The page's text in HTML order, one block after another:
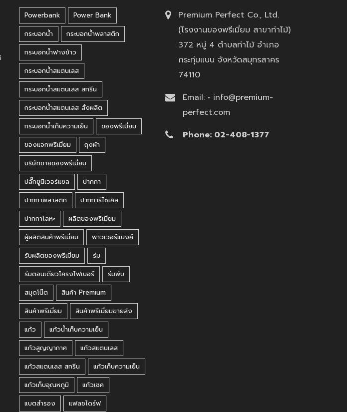
Powerbank
Power Bank
กระบอกน้ำ
กระบอกน้ำพลาสติก
กระบอกน้ำฟางข้าว
กระบอกน้ำสแตนเลส
กระบอกน้ำสแตนเลส สกรีน
กระบอกน้ำสแตนเลส สั่งผลิต
กระบอกน้ำเก็บความเย็น
ของพรีเมี่ยม
ของแจกพรีเมี่ยม
ถุงผ้า
บริษัทขายของพรีเมี่ยม
ปลั๊กยูนิเวอร์แซล
ปากกา
ปากกาพลาสติก
ปากการีไซเคิล
ปากกาโลหะ
ผลิตของพรีเมี่ยม
ผู้ผลิตสินค้าพรีเมี่ยม
พาวเวอร์แบงค์
รับผลิตของพรีเมี่ยม
ร่ม
ร่มตอนเดียวโครงไฟเบอร์
ร่มพับ
สมุดโน๊ต
สินค้า Premium
สินค้าพรีเมี่ยม
สินค้าพรีเมี่ยมขายส่ง
แก้ว
แก้วน้ำเก็บความเย็น
แก้วสูญญากาศ
แก้วสแตนเลส
แก้วสแตนเลส สกรีน
แก้วเก็บความเย็น
แก้วเก็บอุณหภูมิ
แก้วเชค
แบตสำรอง
แฟลชไดร์ฟ
Premium Perfect Co., Ltd.
(โรงงานของพรีเมี่ยม สาขาท่าไม้)
372 หมู่ 4 ตำบลท่าไม้ อำเภอ
กระทุ่มแบน จังหวัดสมุทรสาคร
74110
Email: • info@premium-
perfect.com
Phone: 02-408-1377